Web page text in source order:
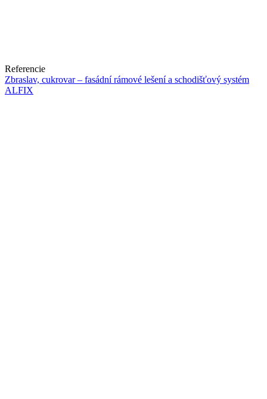
Referencie
Zbraslav, cukrovar – fasádní rámové lešení a schodišťový systém
ALFIX